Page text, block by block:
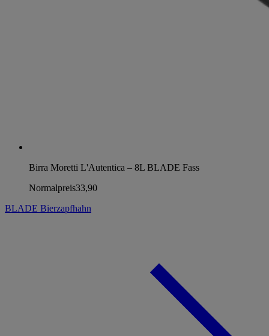
Birra Moretti L'Autentica – 8L BLADE Fass
Normalpreis33,90
BLADE Bierzapfhahn